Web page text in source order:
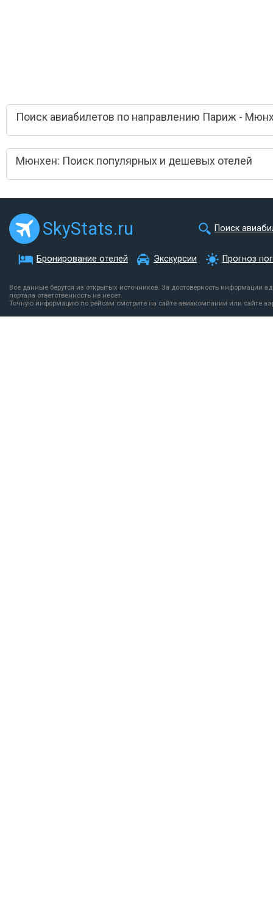
Поиск авиабилетов по направлению Париж -
Мюнхен: Поиск популярных и дешевых отелей
SkyStats.ru Поиск
Бронирование отелей Экскурсии Прогноз
Все данные берутся из открытых источников. За достоверность информации
портала ответственность не несет.
Точную информацию по рейсам смотрите на сайте авиакомпании или сайте